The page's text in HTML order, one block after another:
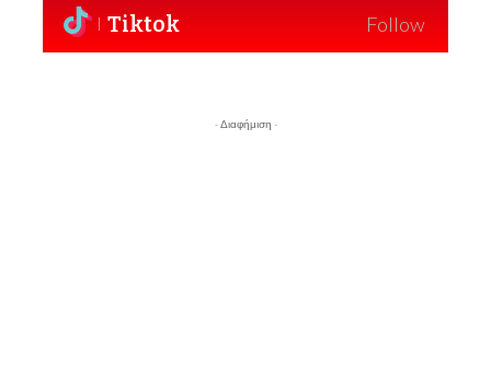
Tiktok Follow
- Διαφήμιση -